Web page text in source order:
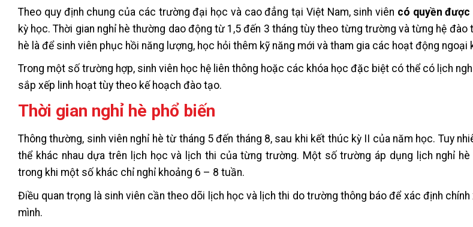
Theo quy định chung của các trường đại học và cao đẳng tại Việt Nam, sinh viên có quyền được
kỳ học. Thời gian nghỉ hè thường dao động từ 1,5 đến 3 tháng tùy theo từng trường và từng hệ
hè là để sinh viên phục hồi năng lượng, học hỏi thêm kỹ năng mới và tham gia các hoạt động ngoại
Trong một số trường hợp, sinh viên học hệ liên thông hoặc các khóa học đặc biệt có thể có lịch
sắp xếp linh hoạt tùy theo kế hoạch đào tạo.
Thời gian nghỉ hè phổ biến
Thông thường, sinh viên nghỉ hè từ tháng 5 đến tháng 8, sau khi kết thúc kỳ II của năm học. Tuy
thể khác nhau dựa trên lịch học và lịch thi của từng trường. Một số trường áp dụng lịch nghỉ hè
trong khi một số khác chỉ nghỉ khoảng 6 – 8 tuần.
Điều quan trọng là sinh viên cần theo dõi lịch học và lịch thi do trường thông báo để xác định chính
mình.